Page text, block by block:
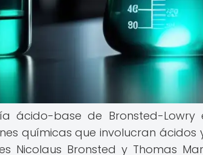
ácido-base de Bronsted-
químicas que involucran
Nicolaus Bronsted y Thomas